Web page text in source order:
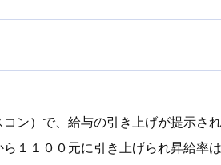
ン）で、給与の引き上げが提示さ
１１００元に引き上げられ昇給率